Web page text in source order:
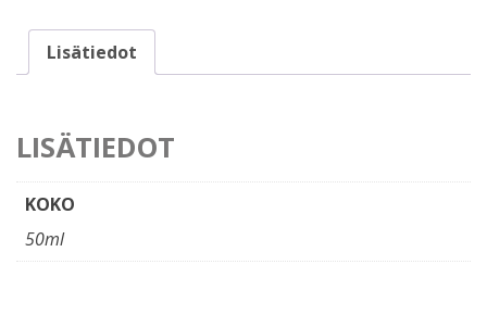
Lisätiedot
LISÄTIEDOT
KOKO
50ml